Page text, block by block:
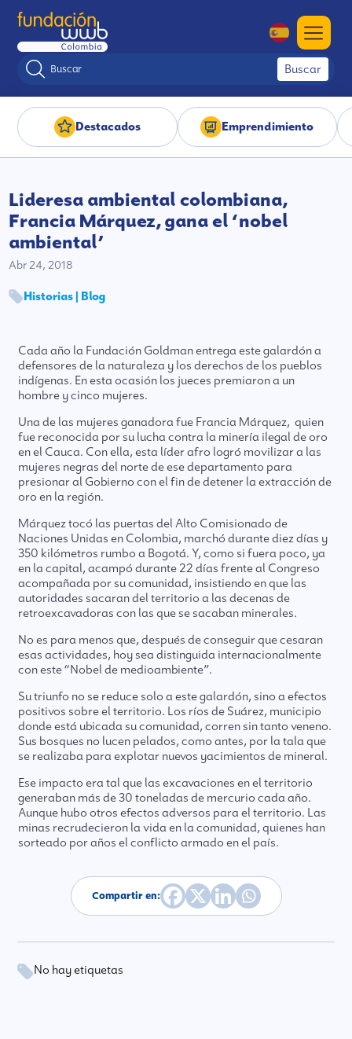
Buscar
Destacados Emprendimiento
Lideresa ambiental colombiana,
Francia Márquez, gana el ‘nobel
ambiental’
Abr 24, 2018
Historias | Blog
Cada año la Fundación Goldman entrega este galardón a
defensores de la naturaleza y los derechos de los pueblos
indígenas. En esta ocasión los jueces premiaron a un
hombre y cinco mujeres.
Una de las mujeres ganadora fue Francia Márquez, quien
fue reconocida por su lucha contra la minería ilegal de oro
en el Cauca. Con ella, esta líder afro logró movilizar a las
mujeres negras del norte de ese departamento para
presionar al Gobierno con el fin de detener la extracción de
oro en la región.
Márquez tocó las puertas del Alto Comisionado de
Naciones Unidas en Colombia, marchó durante diez días y
350 kilómetros rumbo a Bogotá. Y, como si fuera poco, ya
en la capital, acampó durante 22 días frente al Congreso
acompañada por su comunidad, insistiendo en que las
autoridades sacaran del territorio a las decenas de
retroexcavadoras con las que se sacaban minerales.
No es para menos que, después de conseguir que cesaran
esas actividades, hoy sea distinguida internacionalmente
con este “Nobel de medioambiente”.
Su triunfo no se reduce solo a este galardón, sino a efectos
positivos sobre el territorio. Los ríos de Suárez, municipio
donde está ubicada su comunidad, corren sin tanto veneno.
Sus bosques no lucen pelados, como antes, por la tala que
se realizaba para explotar nuevos yacimientos de mineral.
Ese impacto era tal que las excavaciones en el territorio
generaban más de 30 toneladas de mercurio cada año.
Aunque hubo otros efectos adversos para el territorio. Las
minas recrudecieron la vida en la comunidad, quienes han
sorteado por años el conflicto armado en el país.
Compartir en:
No hay etiquetas